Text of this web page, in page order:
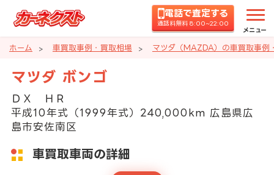
電話で査定する
通話料無料 8:00~22:00
メニュー
ホーム 車買取事例・買取相場 マツダ（MAZDA）の車買取事例
マツダ ボンゴ
ＤＸ ＨＲ
平成10年式（1999年式）240,000km 広島県広
島市安佐南区
車買取車両の詳細